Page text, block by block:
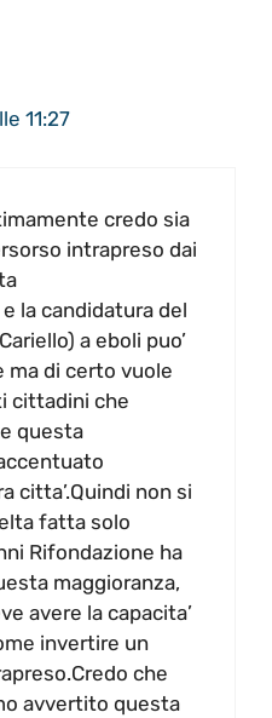
11:27
credo sia
intrapreso dai
la candidatura del
a eboli puo’
ma di certo vuole
cittadini che
questa
citta’.Quindi non si
fatta solo
Rifondazione ha
maggioranza,
avere la capacita’
invertire un
che
avvertito questa